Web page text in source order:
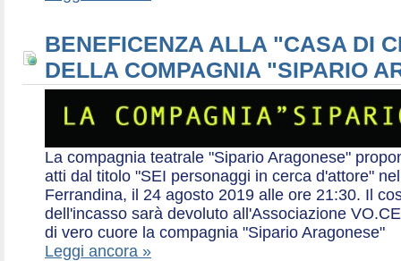
BENEFICENZA ALLA "CASA DI
DELLA COMPAGNIA "SIPARIO
La compagnia teatrale "Sipario Aragonese"
atti dal titolo "SEI personaggi in cerca d'attore"
Ferrandina, il 24 agosto 2019 alle ore 21:30. Il
dell'incasso sarà devoluto all'Associazione
di vero cuore la compagnia "Sipario Aragonese"
Leggi ancora »